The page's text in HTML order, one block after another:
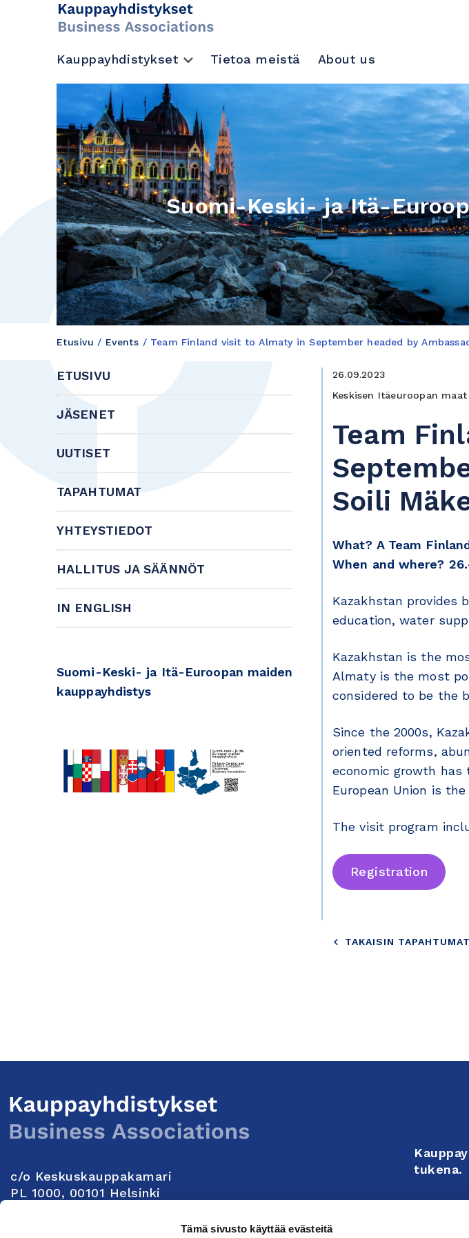
Tämä sivusto käyttää evästeitä
Kauppayhdistykset Tietoa meistä About us
Suomi-Keski- ja Itä-
Etusivu / Events / Team Finland visit to Almaty in September headed by
ETUSIVU
JÄSENET
UUTISET
TAPAHTUMAT
YHTEYSTIEDOT
HALLITUS JA SÄÄNNÖT
IN ENGLISH
Suomi-Keski- ja Itä-Euroopan maiden
kauppayhdistys
26.09.2023
Keskisen Itäeuroopan maat
Team
Soili
What? A Team
When and where?
Kazakhstan provides
education, water
Kazakhstan is the
Almaty is the most
considered to be the
Since the 2000s,
oriented reforms,
economic growth has
European Union is
The visit program
Registration
TAKAISIN
c/o Keskuskauppakamari
PL 1000, 00101 Helsinki
tukena.